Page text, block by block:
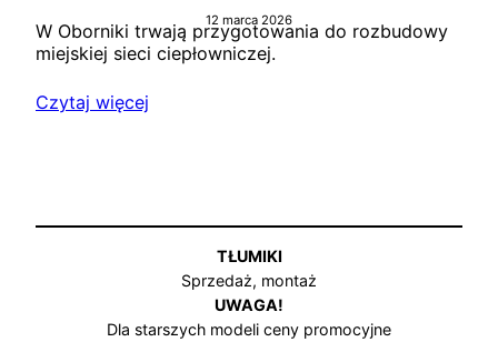
12 marca 2026
W Oborniki trwają przygotowania do rozbudowy
miejskiej sieci ciepłowniczej.
Czytaj więcej
TŁUMIKI
Sprzedaż, montaż
UWAGA!
Dla starszych modeli ceny promocyjne